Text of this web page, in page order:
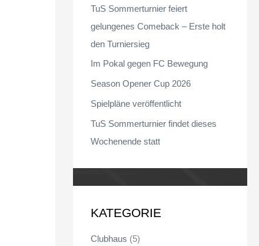
n
a
c
h
:
TuS Sommerturnier feiert
gelungenes Comeback – Erste holt
den Turniersieg
Im Pokal gegen FC Bewegung
Season Opener Cup 2026
Spielpläne veröffentlicht
TuS Sommerturnier findet dieses
Wochenende statt
KATEGORIE
Clubhaus (5)